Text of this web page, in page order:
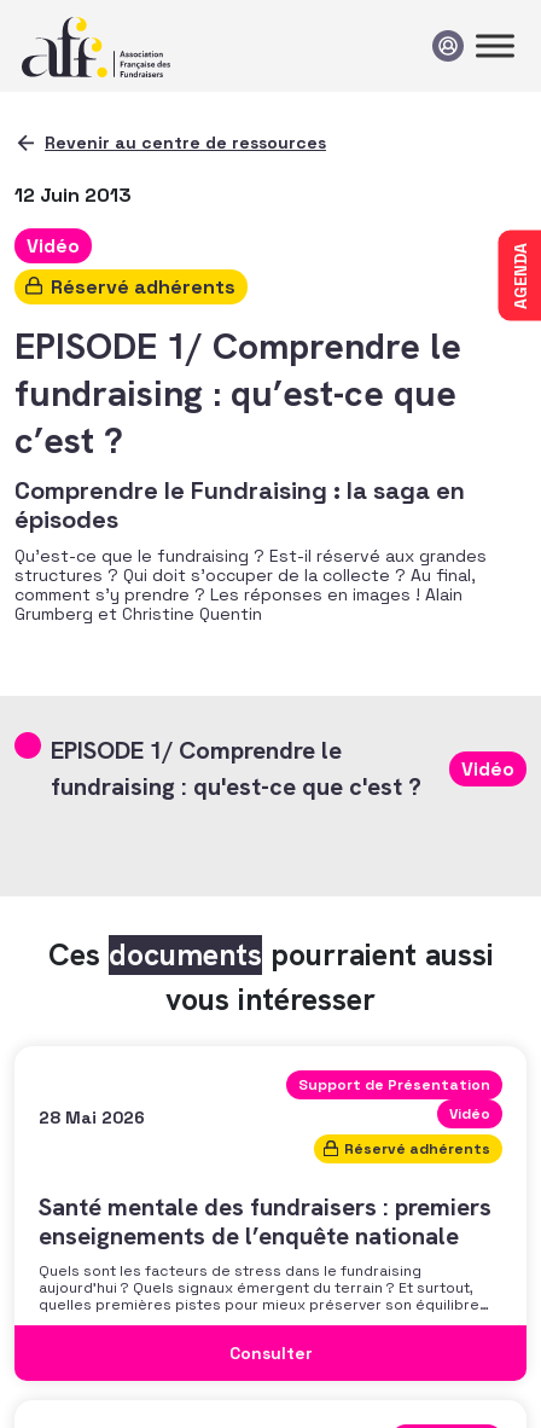
AGENDA
Revenir au centre de ressources
12 Juin 2013
Vidéo
Réservé adhérents
EPISODE 1/ Comprendre le
fundraising : qu’est-ce que
c’est ?
Comprendre le Fundraising : la saga en
épisodes
Qu’est-ce que le fundraising ? Est-il réservé aux grandes
structures ? Qui doit s’occuper de la collecte ? Au final,
comment s’y prendre ? Les réponses en images ! Alain
Grumberg et Christine Quentin
EPISODE 1/ Comprendre le
fundraising : qu'est-ce que c'est ?
Vidéo
Ces documents pourraient aussi
vous intéresser
28 Mai 2026
Support de Présentation
Vidéo
Réservé adhérents
Santé mentale des fundraisers : premiers
enseignements de l’enquête nationale
Quels sont les facteurs de stress dans le fundraising
aujourd’hui ? Quels signaux émergent du terrain ? Et surtout,
quelles premières pistes pour mieux préserver son équilibre
professionnel ? L’AFF vous propose un webinaire pour découvrir
discussion autour des mécanismes
Consulter